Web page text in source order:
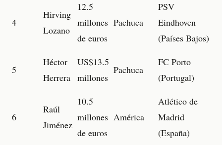
4
Hirving
Lozano
12.5
millones
de euros
Pachuca
PSV
Eindhoven
(Países Bajos)
5
Héctor
Herrera
US$13.5
millones
Pachuca
FC Porto
(Portugal)
6
Raúl
Jiménez
10.5
millones
de euros
América
Atlético de
Madrid
(España)